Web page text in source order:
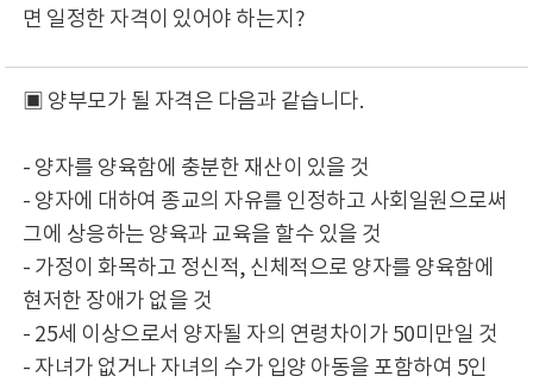
면 일정한 자격이 있어야 하는지?
▣ 양부모가 될 자격은 다음과 같습니다.
- 양자를 양육함에 충분한 재산이 있을 것
- 양자에 대하여 종교의 자유를 인정하고 사회일원으로써
그에 상응하는 양육과 교육을 할수 있을 것
- 가정이 화목하고 정신적, 신체적으로 양자를 양육함에
현저한 장애가 없을 것
- 25세 이상으로서 양자될 자의 연령차이가 50미만일 것
- 자녀가 없거나 자녀의 수가 입양 아동을 포함하여 5인